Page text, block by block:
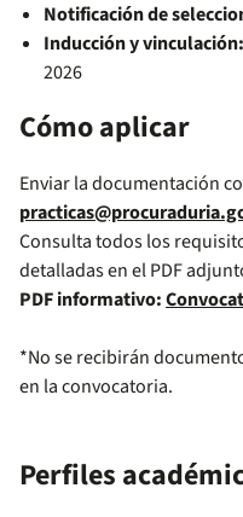
Notificación de
Inducción y vinculación:
2026
Cómo aplicar
Enviar la documentación
Consulta todos los
detalladas en el PDF
PDF informativo:
*No se recibirán
en la convocatoria.
Perfiles